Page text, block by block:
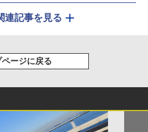
連記事を見る
ページに戻る